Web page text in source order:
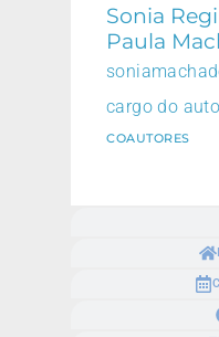
Sonia
Paula
cargo do
COAUTORES